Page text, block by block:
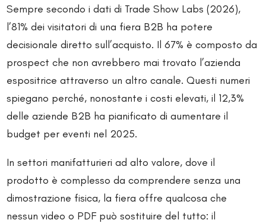
Sempre secondo i dati di Trade Show Labs (2026),
l’81% dei visitatori di una fiera B2B ha potere
decisionale diretto sull’acquisto. Il 67% è composto da
prospect che non avrebbero mai trovato l’azienda
espositrice attraverso un altro canale. Questi numeri
spiegano perché, nonostante i costi elevati, il 12,3%
delle aziende B2B ha pianificato di aumentare il
budget per eventi nel 2025.
In settori manifatturieri ad alto valore, dove il
prodotto è complesso da comprendere senza una
dimostrazione fisica, la fiera offre qualcosa che
nessun video o PDF può sostituire del tutto: il